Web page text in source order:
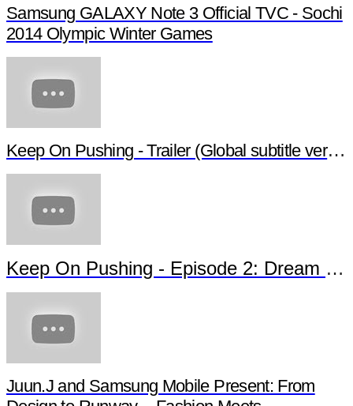
Samsung GALAXY Note 3 Official TVC - Sochi
2014 Olympic Winter Games
Keep On Pushing - Trailer (Global subtitle
Keep On Pushing - Episode 2: Dream of
Juun.J and Samsung Mobile Present: From